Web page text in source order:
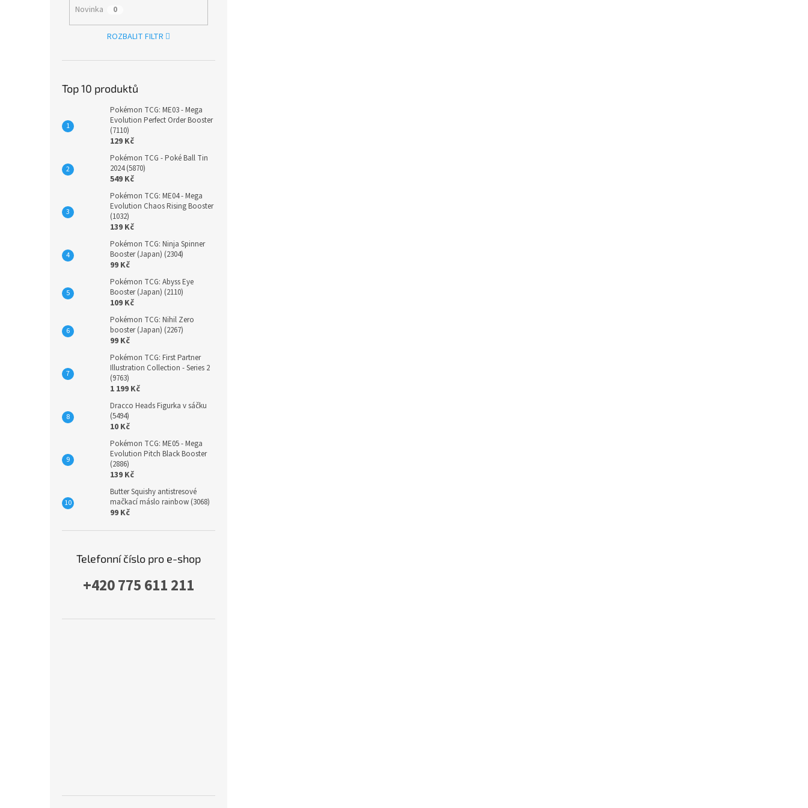
Novinka 0
ROZBALIT FILTR
Top 10 produktů
Pokémon TCG: ME03 - Mega
Evolution Perfect Order Booster
(7110)
129 Kč
Pokémon TCG - Poké Ball Tin
2024 (5870)
549 Kč
Pokémon TCG: ME04 - Mega
Evolution Chaos Rising Booster
(1032)
139 Kč
Pokémon TCG: Ninja Spinner
Booster (Japan) (2304)
99 Kč
Pokémon TCG: Abyss Eye
Booster (Japan) (2110)
109 Kč
Pokémon TCG: Nihil Zero
booster (Japan) (2267)
99 Kč
Pokémon TCG: First Partner
Illustration Collection - Series 2
(9763)
1 199 Kč
Dracco Heads Figurka v sáčku
(5494)
10 Kč
Pokémon TCG: ME05 - Mega
Evolution Pitch Black Booster
(2886)
139 Kč
Butter Squishy antistresové
mačkací máslo rainbow (3068)
99 Kč
Telefonní číslo pro e-shop
+420 775 611 211